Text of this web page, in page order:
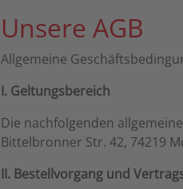
Unsere AGB
Allgemeine
I. Geltungsbereich
Die nachfolgenden
Bittelbronner Str. 42, 74219
II. Bestellvorgang und